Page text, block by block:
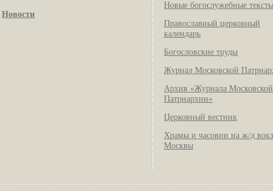
Новости
Новые богослужебные тексты
Православный церковный
календарь
Богословские труды
Журнал Московской
Архив «Журнала Московской
Патриархии»
Церковный вестник
Храмы и часовни на ж/д
Москвы